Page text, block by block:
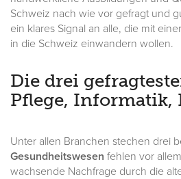
Schweiz nach wie vor gefragt und
ein klares Signal an alle, die mit
in die Schweiz einwandern wollen.
Die drei
Pflege, Informatik,
Unter allen Branchen stechen drei
Gesundheitswesen fehlen vor
wachsende Nachfrage durch die